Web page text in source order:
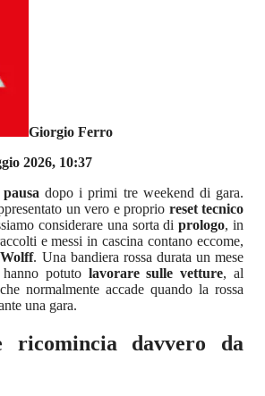
Giorgio Ferro
2026, 10:37
dopo i primi tre weekend di gara.
un vero e proprio reset tecnico
considerare una sorta diprologo, in
e messi in cascina contano eccome,
. Una bandiera rossa durata un mese
potuto lavorare sulle vetture, al
normalmente accade quando la rossa
una gara.
ricomincia davvero da